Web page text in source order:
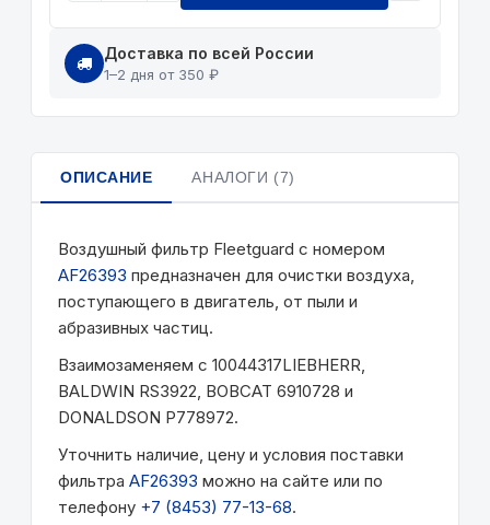
Доставка по всей России
1–2 дня от 350 ₽
ОПИСАНИЕ АНАЛОГИ (7)
Воздушный фильтр Fleetguard с номером
AF26393 предназначен для очистки воздуха,
поступающего в двигатель, от пыли и
абразивных частиц.
Взаимозаменяем с 10044317LIEBHERR,
BALDWIN RS3922, BOBCAT 6910728 и
DONALDSON P778972.
Уточнить наличие, цену и условия поставки
фильтра AF26393 можно на сайте или по
телефону +7 (8453) 77-13-68.